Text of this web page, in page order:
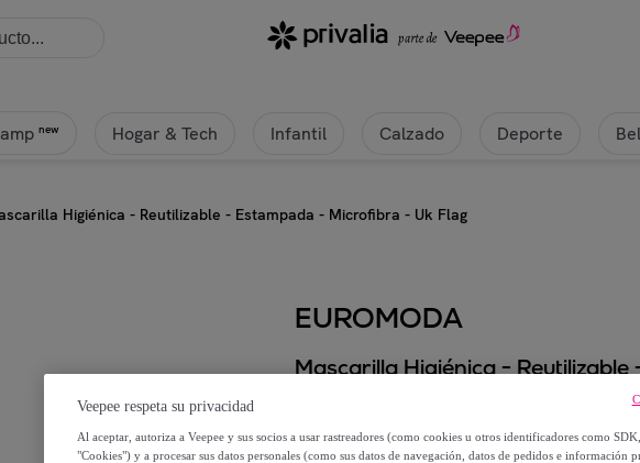
new Hogar & Tech Infantil Calzado Deporte
Higiénica - Reutilizable - Estampada - Microfibra - Uk Flag
EUROMODA
Mascarilla Higiénica -
4, €
Veepee respeta su privacidad
Al aceptar, autoriza a Veepee y sus socios a usar rastreadores (como cookies u otros identificadores como
"Cookies") y a procesar sus datos personales (como sus datos de navegación, datos de pedidos e información